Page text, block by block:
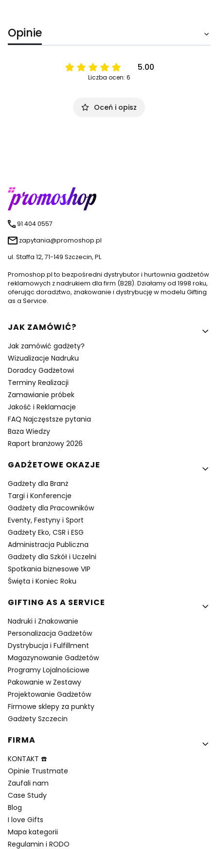
Opinie
5.00
Liczba ocen: 6
Oceń i opisz
91 404 0557
zapytania@promoshop.pl
ul. Staffa 12, 71-149 Szczecin, PL
Promoshop.pl to bezpośredni dystrybutor i hurtownia gadżetów
reklamowych z nadrukiem dla firm (B2B). Działamy od 1998 roku,
oferując doradztwo, znakowanie i dystrybucję w modelu Gifting
as a Service.
Linki w stopce
JAK ZAMÓWIĆ?
Jak zamówić gadżety?
Wizualizacje Nadruku
Doradcy Gadżetowi
Terminy Realizacji
Zamawianie próbek
Jakość i Reklamacje
FAQ Najczęstsze pytania
Baza Wiedzy
Raport branżowy 2026
GADŻETOWE OKAZJE
Gadżety dla Branż
Targi i Konferencje
Gadżety dla Pracowników
Eventy, Festyny i Sport
Gadżety Eko, CSR i ESG
Administracja Publiczna
Gadżety dla Szkół i Uczelni
Spotkania biznesowe VIP
Święta i Koniec Roku
GIFTING AS A SERVICE
Nadruki i Znakowanie
Personalizacja Gadżetów
Dystrybucja i Fulfillment
Magazynowanie Gadżetów
Programy Lojalnościowe
Pakowanie w Zestawy
Projektowanie Gadżetów
Firmowe sklepy za punkty
Gadżety Szczecin
FIRMA
KONTAKT ☎️
Opinie Trustmate
Zaufali nam
Case Study
Blog
I love Gifts
Mapa kategorii
Regulamin i RODO